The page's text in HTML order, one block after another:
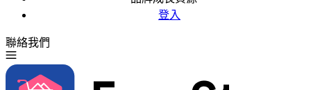
登入
聯絡我們